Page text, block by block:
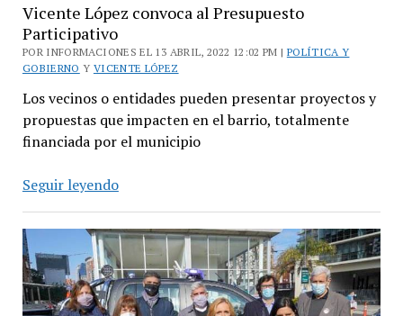
Vicente López convoca al Presupuesto
Participativo
POR INFORMACIONES EL 13 ABRIL, 2022 12:02 PM | POLÍTICA Y
GOBIERNO Y VICENTE LÓPEZ
Los vecinos o entidades pueden presentar proyectos y
propuestas que impacten en el barrio, totalmente
financiada por el municipio
Seguir leyendoVicente
convoca
al
Presupuesto
Participativo